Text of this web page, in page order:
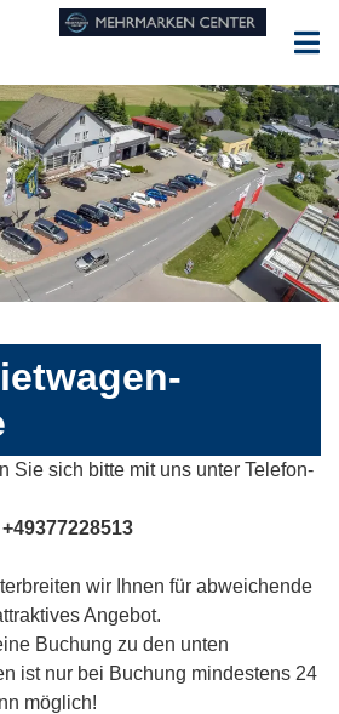
Sie sich bitte mit uns unter Telefon-
+49377228513
wir Ihnen für abweichende
Angebot.
Buchung zu den unten
ist nur bei Buchung mindestens 24
möglich!